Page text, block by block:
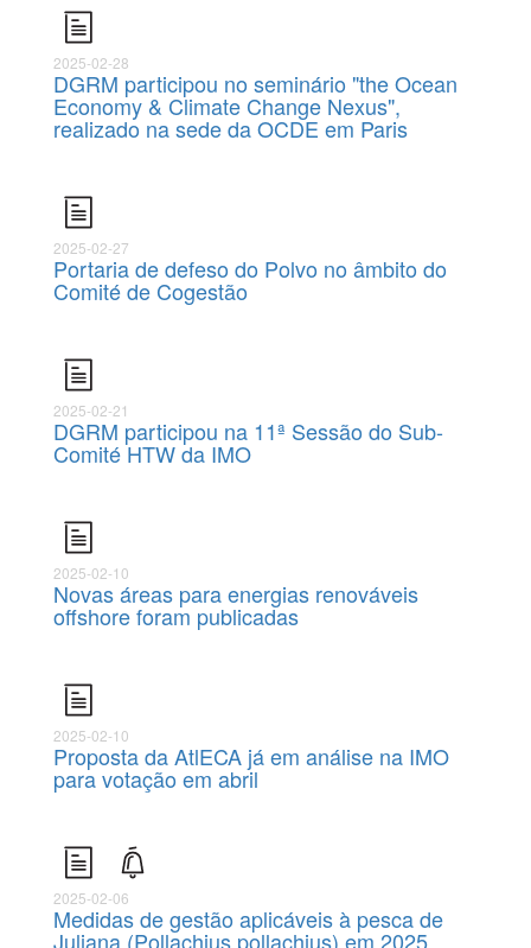
2025-02-28
DGRM participou no seminário "the Ocean
Economy & Climate Change Nexus",
realizado na sede da OCDE em Paris
2025-02-27
Portaria de defeso do Polvo no âmbito do
Comité de Cogestão
2025-02-21
DGRM participou na 11ª Sessão do Sub-
Comité HTW da IMO
2025-02-10
Novas áreas para energias renováveis
offshore foram publicadas
2025-02-10
Proposta da AtlECA já em análise na IMO
para votação em abril
2025-02-06
Medidas de gestão aplicáveis à pesca de
Juliana (Pollachius pollachius) em 2025